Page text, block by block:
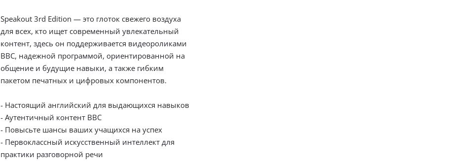
Speakout 3rd Edition — это глоток свежего воздуха
для всех, кто ищет современный увлекательный
контент, здесь он поддерживается видеороликами
BBC, надежной программой, ориентированной на
общение и будущие навыки, а также гибким
пакетом печатных и цифровых компонентов.
- Настоящий английский для выдающихся навыков
- Аутентичный контент BBC
- Повысьте шансы ваших учащихся на успех
- Первоклассный искусственный интеллект для
практики разговорной речи